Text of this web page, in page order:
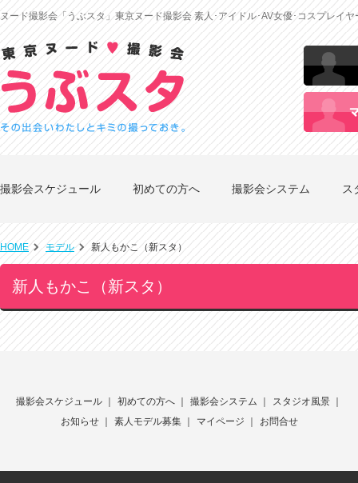
ヌード撮影会「うぶスタ」東京ヌード撮影会 素人･アイドル･AV女優･コスプレイ
撮影会スケジュール 初めての方へ 撮影会システム ス
HOME モデル 新人もかこ（新スタ）
新人もかこ（新スタ）
撮影会スケジュール 初めての方へ 撮影会システム スタジオ風景
お知らせ｜ 素人モデル募集｜ マイページ お問合せ